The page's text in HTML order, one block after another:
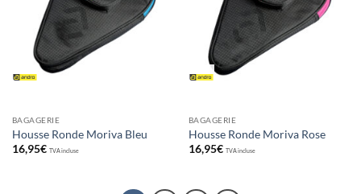
BAGAGERIE
Housse Ronde Moriva Bleu
16,95€ TVA incluse
BAGAGERIE
Housse Ronde Moriva Rose
16,95€ TVA incluse